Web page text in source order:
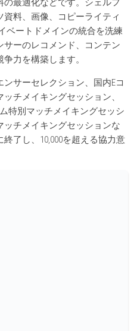
最適化などです。シェルフ
料、画像、コピーライティ
ベートドメインの統合を洗練
ーのレコメンド、コンテン
力を構築します。
サーセレクション、国内Eコ
チメイキングセッション、
特別マッチメイキングセッシ
ッチメイキングセッションな
了し、10,000を超える協力意